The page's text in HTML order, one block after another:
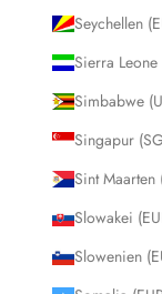
Seychellen
Sierra Leone
Simbabwe
Singapur
Sint Maarten
Slowakei
Slowenien